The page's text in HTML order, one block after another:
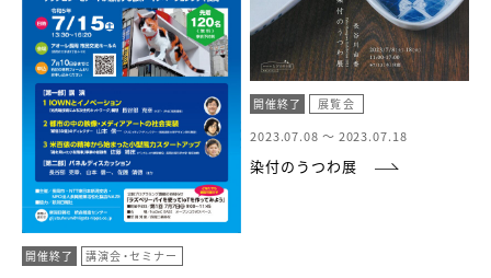
開催終了 講演会・セミナー
開催終了 展覧会
2023.07.08 ～ 2023.07.18
染付のうつわ展